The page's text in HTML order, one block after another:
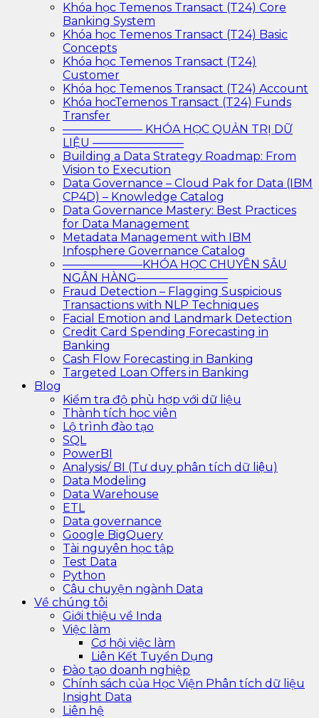
Khóa học Temenos Transact (T24) Core
Banking System
Khóa học Temenos Transact (T24) Basic
Concepts
Khóa học Temenos Transact (T24)
Customer
Khóa học Temenos Transact (T24) Account
Khóa họcTemenos Transact (T24) Funds
Transfer
——————— KHÓA HỌC QUẢN TRỊ DỮ
LIỆU ————————
Building a Data Strategy Roadmap: From
Vision to Execution
Data Governance – Cloud Pak for Data (IBM
CP4D) – Knowledge Catalog
Data Governance Mastery: Best Practices
for Data Management
Metadata Management with IBM
Infosphere Governance Catalog
———————KHÓA HỌC CHUYÊN SÂU
NGÂN HÀNG————————
Fraud Detection – Flagging Suspicious
Transactions with NLP Techniques
Facial Emotion and Landmark Detection
Credit Card Spending Forecasting in
Banking
Cash Flow Forecasting in Banking
Targeted Loan Offers in Banking
Blog
Kiểm tra độ phù hợp với dữ liệu
Thành tích học viên
Lộ trình đào tạo
SQL
PowerBI
Analysis/ BI (Tư duy phân tích dữ liệu)
Data Modeling
Data Warehouse
ETL
Data governance
Google BigQuery
Tài nguyên học tập
Test Data
Python
Câu chuyện ngành Data
Về chúng tôi
Giới thiệu về Inda
Việc làm
Cơ hội việc làm
Liên Kết Tuyển Dụng
Đào tạo doanh nghiệp
Chính sách của Học Viện Phân tích dữ liệu
Insight Data
Liên hệ